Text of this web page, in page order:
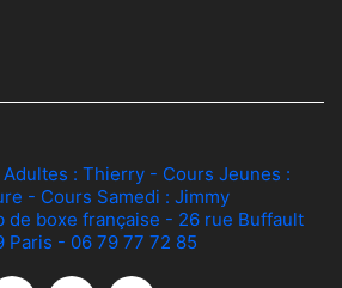
: Thierry - Cours Jeunes :
- Cours Samedi : Jimmy
de boxe française - 26 rue Buffault
Paris - 06 79 77 72 85